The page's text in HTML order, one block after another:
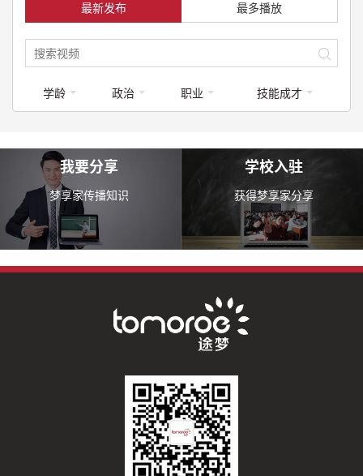
最新发布 最多播放
学龄 政治 职业 技能成才
我要分享
梦享家传播知识
学校入驻
获得梦享家分享